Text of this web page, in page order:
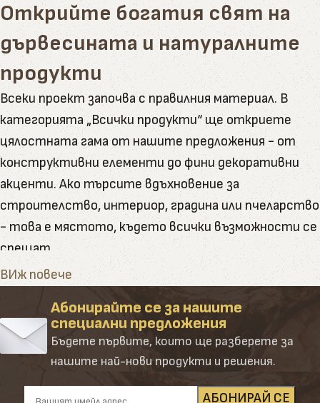
Открийте богатия свят на
дървесината и натуралните
продукти
Всеки проект започва с правилния материал. В
категорията „Всички продукти“ ще откриете
цялостната гама от нашите предложения - от
конструктивни елементи до фини декоративни
акценти. Ако търсите вдъхновение за
строителство, интериор, градина или пчеларство
- това е мястото, където всички възможности се
срещат.
Тук ще намерите пълната гама от артикули и
натурални продукти, които Палисандър предлага
Категорията обединява в себе си всички наши
основни направления – от сурови и обработени
дървени материали до завършени продукти и
аксесоари. Създадена е така, че да ориентира
клиента лесно и удобно сред десетките
ВИж повече
Абонирайте се за нашите
специални предложения
Бъдете първите, които ще разберете за
нашите най-нови продукти и решения.